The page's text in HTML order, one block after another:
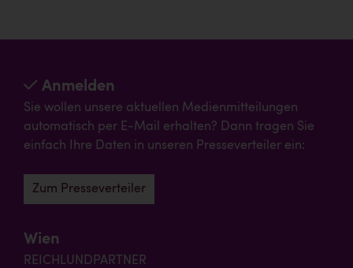
Anmelden
Sie wollen unsere aktuellen Medienmitteilungen
automatisch per E-Mail erhalten? Dann tragen Sie
einfach Ihre Daten in unseren Presseverteiler ein:
Zum Presseverteiler
Wien
REICHLUNDPARTNER